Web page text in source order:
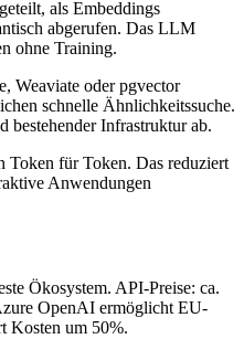
als Embeddings
abgerufen. Das LLM
ohne Training.
Weaviate oder pgvector
schnelle Ähnlichkeitssuche.
bestehender Infrastruktur ab.
Token für Token. Das reduziert
Anwendungen
Ökosystem. API-Preise: ca.
OpenAI ermöglicht EU-
Kosten um 50%.